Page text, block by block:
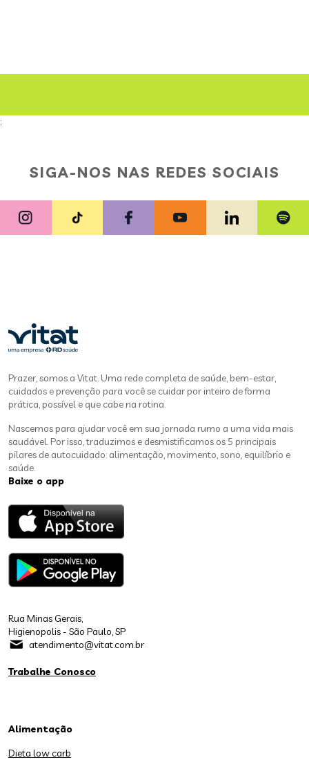
;
SIGA-NOS NAS REDES SOCIAIS
Prazer, somos a Vitat. Uma rede completa de saúde, bem-estar,
cuidados e prevenção para você se cuidar por inteiro de forma
prática, possível e que cabe na rotina.
Nascemos para ajudar você em sua jornada rumo a uma vida mais
saudável. Por isso, traduzimos e desmistificamos os 5 principais
pilares de autocuidado: alimentação, movimento, sono, equilíbrio e
saúde.
Baixe o app
Rua Minas Gerais,
Higienopolis - São Paulo, SP
atendimento@vitat.com.br
Trabalhe Conosco
Alimentação
Dieta low carb